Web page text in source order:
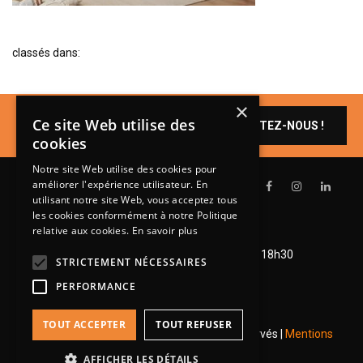
SALLES À MANGER
CHAISES
TABLES
BAHUT
LITERIE
CONVERTIBLE
MATELAS
LITS RELEVABLES
classés dans:
Un produit vous
intéresse ?
CONTACTEZ-NOUS !
Lundi de 14h à 18h30
Mardi à vendredi de 9h à 12h et de 14h à 18h30
© 2026 Groupe Steinmetz - Tous droits réservés |
Mentions
légales
×
Ce site Web utilise des
cookies
Notre site Web utilise des cookies pour
améliorer l'expérience utilisateur. En
utilisant notre site Web, vous acceptez tous
les cookies conformément à notre Politique
relative aux cookies. En savoir plus
STRICTEMENT NÉCESSAIRES
PERFORMANCE
TOUT ACCEPTER TOUT REFUSER
AFFICHER LES DÉTAILS